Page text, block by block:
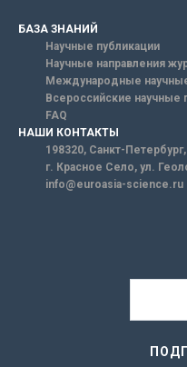
БАЗА ЗНАНИЙ
Научные публикации
Научные направления
Международные
Всероссийские научные
FAQ
НАШИ КОНТАКТЫ
198320, Санкт-Петербург,
г. Красное Село, ул.
info@euroasia-science.ru